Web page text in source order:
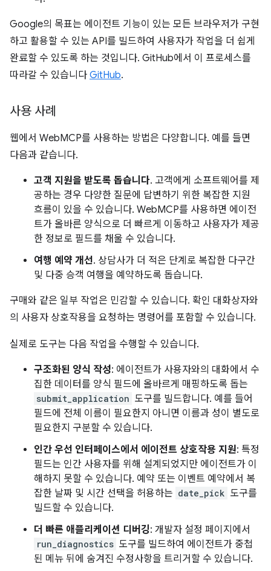
Google의 목표는 에이전트 기능이 있는 모든 브라우저가 구현
하고 활용할 수 있는 API를 빌드하여 사용자가 작업을 더 쉽게
완료할 수 있도록 하는 것입니다. GitHub에서 이 프로세스를
따라갈 수 있습니다 GitHub.
사용 사례
웹에서 WebMCP를 사용하는 방법은 다양합니다. 예를 들면
다음과 같습니다.
고객 지원을 받도록 돕습니다. 고객에게 소프트웨어를 제
공하는 경우 다양한 질문에 답변하기 위한 복잡한 지원
흐름이 있을 수 있습니다. WebMCP를 사용하면 에이전
트가 올바른 양식으로 더 빠르게 이동하고 사용자가 제공
한 정보로 필드를 채울 수 있습니다.
여행 예약 개선. 상담사가 더 적은 단계로 복잡한 다구간
및 다중 승객 여행을 예약하도록 돕습니다.
구매와 같은 일부 작업은 민감할 수 있습니다. 확인 대화상자와
의 사용자 상호작용을 요청하는 명령어를 포함할 수 있습니다.
실제로 도구는 다음 작업을 수행할 수 있습니다.
구조화된 양식 작성: 에이전트가 사용자와의 대화에서 수
집한 데이터를 양식 필드에 올바르게 매핑하도록 돕는
submit_application 도구를 빌드합니다. 예를 들어
필드에 전체 이름이 필요한지 아니면 이름과 성이 별도로
필요한지 구분할 수 있습니다.
인간 우선 인터페이스에서 에이전트 상호작용 지원: 특정
필드는 인간 사용자를 위해 설계되었지만 에이전트가 이
해하지 못할 수 있습니다. 예약 또는 이벤트 예약에서 복
잡한 날짜 및 시간 선택을 허용하는 date_pick 도구를
빌드할 수 있습니다.
더 빠른 애플리케이션 디버깅: 개발자 설정 페이지에서
run_diagnostics 도구를 빌드하여 에이전트가 중첩
된 메뉴 뒤에 숨겨진 수정사항을 트리거할 수 있습니다.